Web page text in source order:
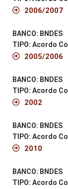
2006/2007
BANCO: BNDES
TIPO: Acordo
2005/2006
BANCO: BNDES
TIPO: Acordo
2002
BANCO: BNDES
TIPO: Acordo
2010
BANCO: BNDES
TIPO: Acordo